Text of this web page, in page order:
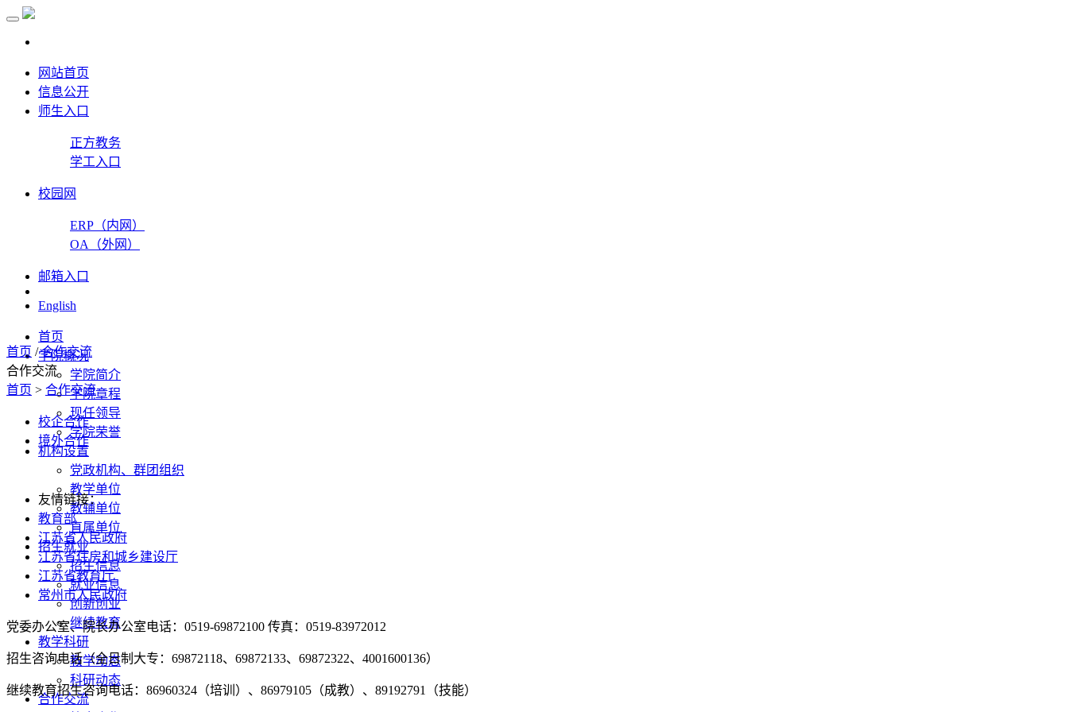
网站首页
信息公开
师生入口
正方教务
学工入口
校园网
ERP（内网）
OA（外网）
邮箱入口
English
首页
学院概况
学院简介
学院章程
现任领导
学院荣誉
机构设置
党政机构、群团组织
教学单位
教辅单位
直属单位
招生就业
招生信息
就业信息
创新创业
继续教育
教学科研
教学动态
科研动态
合作交流
首页 /合作交流
合作交流
首页 > 合作交流
校企合作
境外合作
友情链接：
教育部
江苏省人民政府
江苏省住房和城乡建设厅
江苏省教育厅
常州市人民政府
党委办公室、院长办公室电话：0519-69872100 传真：0519-83972012
招生咨询电话（全日制大专：69872118、69872133、69872322、4001600136）
继续教育招生咨询电话：86960324（培训）、86979105（成教）、89192791（技能）